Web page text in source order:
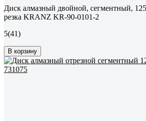
Диск алмазный двойной, сегментный,
резка KRANZ KR-90-0101-2
5(41)
В корзину